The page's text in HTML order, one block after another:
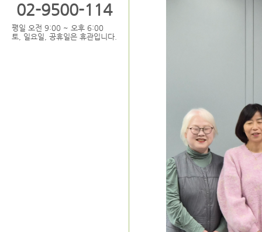
02-9500-114
평일 오전 9:00 ~ 오후 6:00
토, 일요일, 공휴일은 휴관입니다.